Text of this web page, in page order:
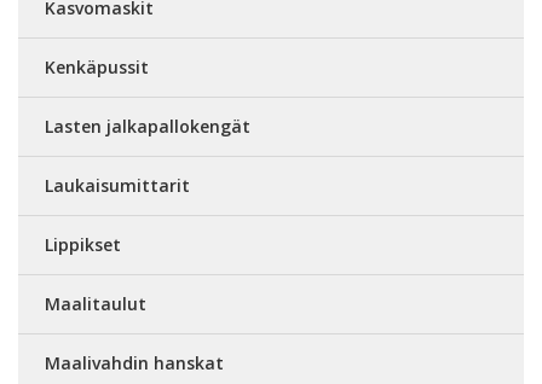
Kasvomaskit
Kenkäpussit
Lasten jalkapallokengät
Laukaisumittarit
Lippikset
Maalitaulut
Maalivahdin hanskat